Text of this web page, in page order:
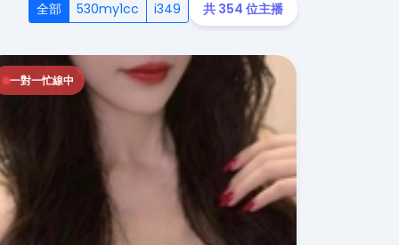
全部 530my1cc i349 共 354 位主播
一對一忙線中